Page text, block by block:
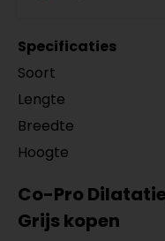
Specificaties
Soort
Lengte
Breedte
Hoogte
Co-Pro
Grijs kopen